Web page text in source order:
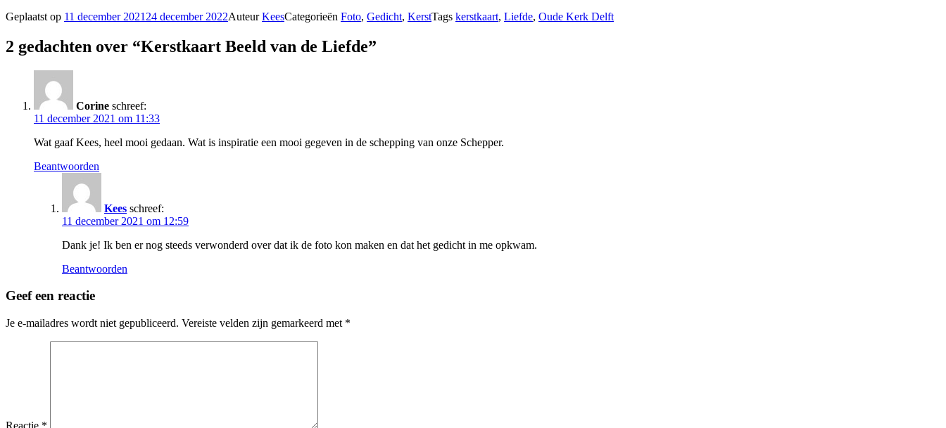
Geplaatst op 11 december 2021 24 december 2022AuteurKeesCategorieën Foto, Gedicht, KerstTags kerstkaart, Liefde, Oude Kerk Delft
2 gedachten over “Kerstkaart Beeld van de Liefde”
Corine schreef:
11 december 2021 om 11:33
Wat gaaf Kees, heel mooi gedaan. Wat is inspiratie een mooi gegeven in de schepping van onze Schepper.
Beantwoorden
Kees schreef:
11 december 2021 om 12:59
Dank je! Ik ben er nog steeds verwonderd over dat ik de foto kon maken en dat het gedicht in me opkwam.
Beantwoorden
Geef een reactie
Je e-mailadres wordt niet gepubliceerd. Vereiste velden zijn gemarkeerd met *